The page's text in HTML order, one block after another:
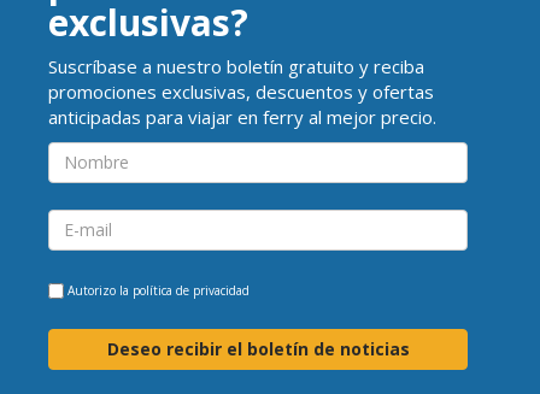
exclusivas?
Suscríbase a nuestro boletín gratuito y reciba
promociones exclusivas, descuentos y ofertas
anticipadas para viajar en ferry al mejor precio.
Autorizo la política de privacidad
Deseo recibir el boletín de noticias